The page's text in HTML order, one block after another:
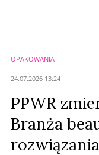
OPAKOWANIA
24.07.2026 13:24
PPWR
Branża
rozwiązania